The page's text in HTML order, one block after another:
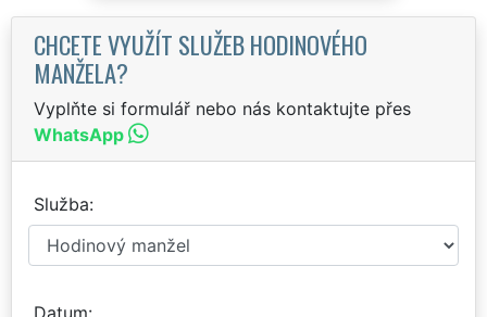
CHCETE VYUŽÍT SLUŽEB HODINOVÉHO
MANŽELA?
Vyplňte si formulář nebo nás kontaktujte přes
WhatsApp
Služba
Datum